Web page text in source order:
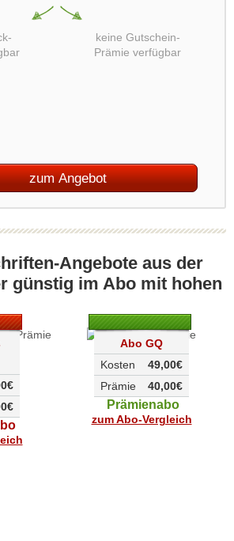
keine Gutschein-
Prämie verfügbar
zum Angebot
Angebote aus der
günstig im Abo mit hohen
Abo GQ
49,00€
Kosten
40,00€
Prämie
Prämienabo
zum Abo-Vergleich